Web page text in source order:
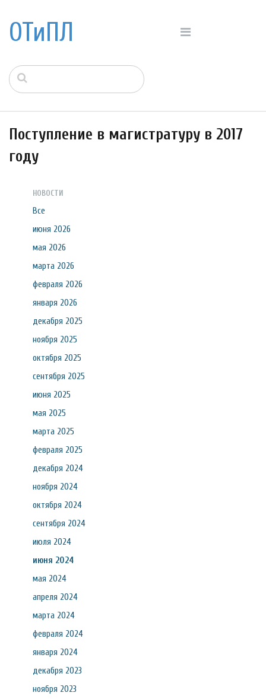
ОТиПЛ
Поступление в магистратуру в 2017
году
НОВОСТИ
Все
июня 2026
мая 2026
марта 2026
февраля 2026
января 2026
декабря 2025
ноября 2025
октября 2025
сентября 2025
июня 2025
мая 2025
марта 2025
февраля 2025
декабря 2024
ноября 2024
октября 2024
сентября 2024
июля 2024
июня 2024
мая 2024
апреля 2024
марта 2024
февраля 2024
января 2024
декабря 2023
ноября 2023